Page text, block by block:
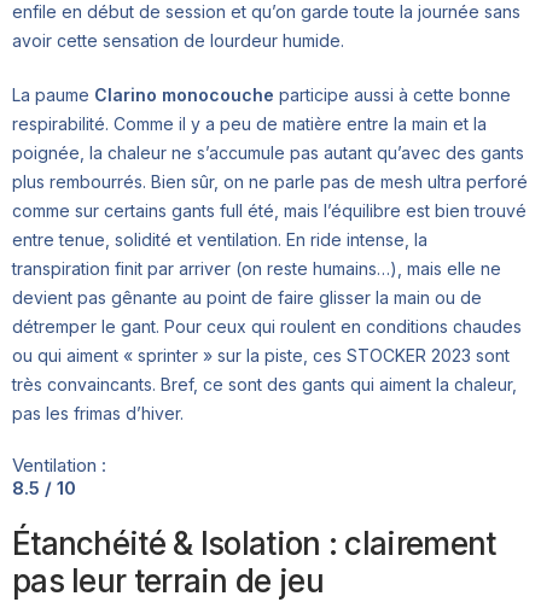
enfile en début de session et qu’on garde toute la journée sans
avoir cette sensation de lourdeur humide.
La paume Clarino monocouche participe aussi à cette bonne
respirabilité. Comme il y a peu de matière entre la main et la
poignée, la chaleur ne s’accumule pas autant qu’avec des gants
plus rembourrés. Bien sûr, on ne parle pas de mesh ultra perforé
comme sur certains gants full été, mais l’équilibre est bien trouvé
entre tenue, solidité et ventilation. En ride intense, la
transpiration finit par arriver (on reste humains…), mais elle ne
devient pas gênante au point de faire glisser la main ou de
détremper le gant. Pour ceux qui roulent en conditions chaudes
ou qui aiment « sprinter » sur la piste, ces STOCKER 2023 sont
très convaincants. Bref, ce sont des gants qui aiment la chaleur,
pas les frimas d’hiver.
Ventilation :
8.5 / 10
Étanchéité & Isolation : clairement
pas leur terrain de jeu